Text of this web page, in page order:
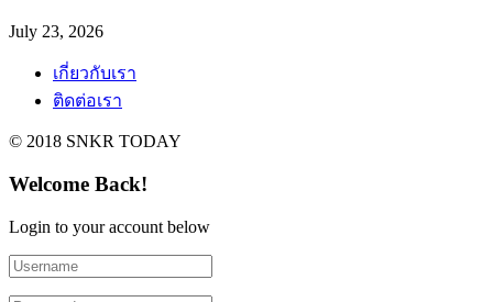
July 23, 2026
เกี่ยวกับเรา
ติดต่อเรา
© 2018 SNKR TODAY
Welcome Back!
Login to your account below